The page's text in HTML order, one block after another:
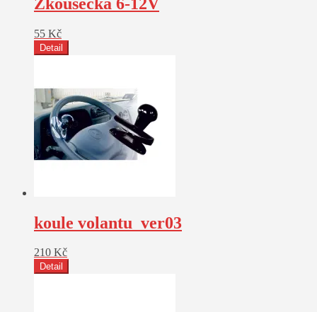
55 Kč
Detail
koule volantu_ver03
210 Kč
Detail